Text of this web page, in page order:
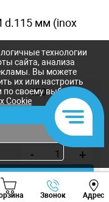
d.115 мм (inox
150
- +
Звонок Адрес
Viber Whatsapp
технологии
сайта, анализа
Вы можете
их или настроить
своему выбору.
Cookie